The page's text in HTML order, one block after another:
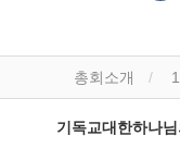
총회소개
기독교대한하나